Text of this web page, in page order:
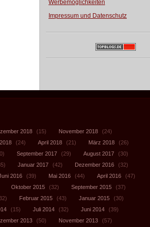
Werbemöglichkeiten
Impressum und Datenschutz
2018 (15) November 2018
(24)
(24) April 2018 (21) März 2018
(26)
September 2017 (29) August 2017
(30)
Januar 2017 (42) Dezember 2016
(32)
2016 (39) Mai 2016 (44) April 2016
(47)
Oktober 2015 (32) September 2015
(37)
Februar 2015 (43) Januar 2015
(30)
(15) Juli 2014 (32) Juni 2014
(39)
2013 (50) November 2013 (57)